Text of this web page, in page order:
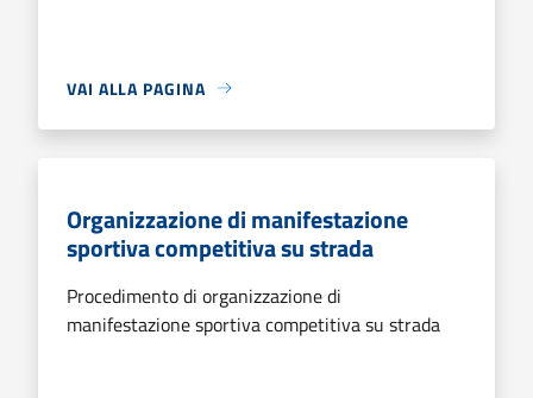
VAI ALLA PAGINA
Organizzazione di manifestazione
sportiva competitiva su strada
Procedimento di organizzazione di
manifestazione sportiva competitiva su strada